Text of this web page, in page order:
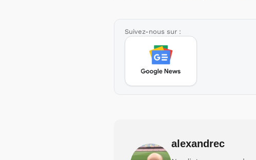
Suivez-nous sur :
alexandrec